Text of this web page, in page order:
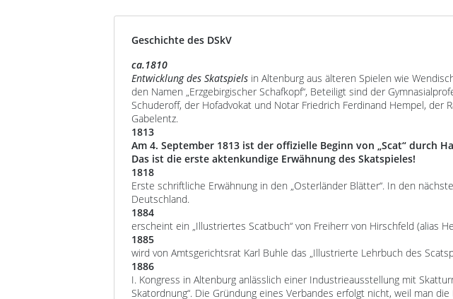
Geschichte des DSkV
ca.1810
Entwicklung des Skatspiels in Altenburg aus älteren Spielen wie
den Namen „Erzgebirgischer Schafkopf“, Beteiligt sind der
Schuderoff, der Hofadvokat und Notar Friedrich Ferdinand Hempel, der
Gabelentz.
1813
Am 4. September 1813 ist der offizielle Beginn von „Scat“ durch
Das ist die erste aktenkundige Erwähnung des Skatspieles!
1818
Erste schriftliche Erwähnung in den „Osterländer Blätter“. In den
Deutschland.
1884
erscheint ein „Illustriertes Scatbuch“ von Freiherr von Hirschfeld (alias
1885
wird von Amtsgerichtsrat Karl Buhle das „Illustrierte Lehrbuch des
1886
I. Kongress in Altenburg anlässlich einer Industrieausstellung mit
Skatordnung“. Die Gründung eines Verbandes erfolgt nicht, weil man